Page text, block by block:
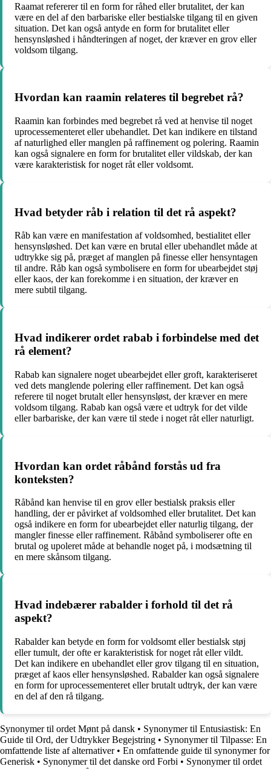
Raamat refererer til en form for råhed eller brutalitet, der kan
være en del af den barbariske eller bestialske tilgang til en given
situation. Det kan også antyde en form for brutalitet eller
hensynsløshed i håndteringen af noget, der kræver en grov eller
voldsom tilgang.
Hvordan kan raamin relateres til begrebet rå?
Raamin kan forbindes med begrebet rå ved at henvise til noget
uprocessementeret eller ubehandlet. Det kan indikere en tilstand
af naturlighed eller manglen på raffinement og polering. Raamin
kan også signalere en form for brutalitet eller vildskab, der kan
være karakteristisk for noget råt eller voldsomt.
Hvad betyder råb i relation til det rå aspekt?
Råb kan være en manifestation af voldsomhed, bestialitet eller
hensynsløshed. Det kan være en brutal eller ubehandlet måde at
udtrykke sig på, præget af manglen på finesse eller hensyntagen
til andre. Råb kan også symbolisere en form for ubearbejdet støj
eller kaos, der kan forekomme i en situation, der kræver en
mere subtil tilgang.
Hvad indikerer ordet rabab i forbindelse med det
rå element?
Rabab kan signalere noget ubearbejdet eller groft, karakteriseret
ved dets manglende polering eller raffinement. Det kan også
referere til noget brutalt eller hensynsløst, der kræver en mere
voldsom tilgang. Rabab kan også være et udtryk for det vilde
eller barbariske, der kan være til stede i noget råt eller naturligt.
Hvordan kan ordet råbånd forstås ud fra
konteksten?
Råbånd kan henvise til en grov eller bestialsk praksis eller
handling, der er påvirket af voldsomhed eller brutalitet. Det kan
også indikere en form for ubearbejdet eller naturlig tilgang, der
mangler finesse eller raffinement. Råbånd symboliserer ofte en
brutal og upoleret måde at behandle noget på, i modsætning til
en mere skånsom tilgang.
Hvad indebærer rabalder i forhold til det rå
aspekt?
Rabalder kan betyde en form for voldsomt eller bestialsk støj
eller tumult, der ofte er karakteristisk for noget råt eller vildt.
Det kan indikere en ubehandlet eller grov tilgang til en situation,
præget af kaos eller hensynsløshed. Rabalder kan også signalere
en form for uprocessementeret eller brutalt udtryk, der kan være
en del af den rå tilgang.
Synonymer til ordet Mønt på dansk • Synonymer til Entusiastisk: En
Guide til Ord, der Udtrykker Begejstring • Synonymer til Tilpasse: En
omfattende liste af alternativer• En omfattende guide til synonymer for
Generisk • Synonymer til det danske ord Forbi • Synonymer til ordet